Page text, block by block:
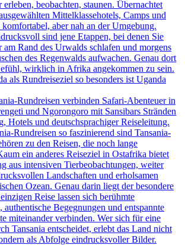
beobachten, staunen. Übernachtet
Mittelklassehotels, Camps und
aber nah an der Umgebung.
sind jene Etappen, bei denen Sie
am Rand des Urwalds schlafen und morgens
des Regenwalds aufwachen. Genau dort
wirklich in Afrika angekommen zu sein.
als Rundreiseziel so besonders ist Uganda
Rundreisen verbinden Safari-Abenteuer in
und Ngorongoro mit Sansibars Stränden
Hotels und deutschsprachiger Reiseleitung.
Rundreisen so faszinierend sind Tansania-
zu den Reisen, die noch lange
ein anderes Reiseziel in Ostafrika bietet
aus intensiven Tierbeobachtungen, weiter
Landschaften und erholsamen
Ozean. Genau darin liegt der besondere
Reise lassen sich berühmte
authentische Begegnungen und entspannte
miteinander verbinden. Wer sich für eine
Tansania entscheidet, erlebt das Land nicht
als Abfolge eindrucksvoller Bilder.